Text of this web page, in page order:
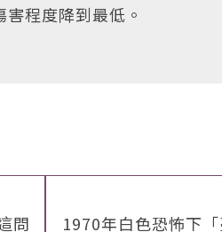
程度降到最低。
問 1970年白色恐怖下